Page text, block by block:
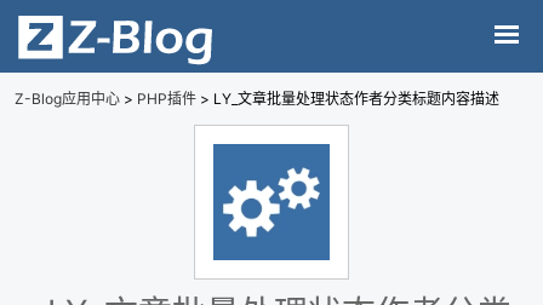
Z-Blog应用中心 > PHP插件 > LY_文章批量处理状态作者分类标题内容描述